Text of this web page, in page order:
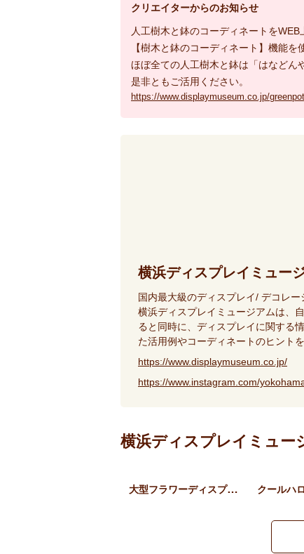
クリエイターからのお知らせ
人工樹木と鉢のコーディネートをWEB
【樹木と鉢のコーディネート】機能
ほぼ全ての人工樹木と鉢は「はなどん
是非ともご活用ください。
https://www.displaymuseum.co.jp/
横浜ディスプレイミュー
国内最大級のディスプレイ/ デコレ
横浜ディスプレイミュージアムは、
ると同時に、ディスプレイに関する
た活用例やコーディネートのヒント
https://www.displaymuseum.co.jp/
https://www.instagram.com/
横浜ディスプレイミュー
大型フラワーディスプレイ … クールハ